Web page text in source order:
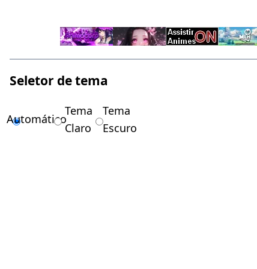
Seletor de tema
Automático
Tema
Claro
Tema
Escuro